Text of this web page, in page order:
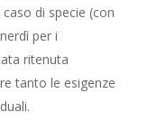
di specie (con
per i
ritenuta
tanto le esigenze